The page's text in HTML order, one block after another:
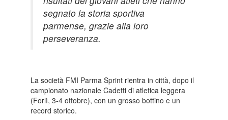
segnato la storia sportiva
parmense, grazie alla loro
perseveranza.
La società FMI Parma Sprint rientra in città, dopo il
campionato nazionale Cadetti di atletica leggera
(Forlì, 3-4 ottobre), con un grosso bottino e un
record storico.